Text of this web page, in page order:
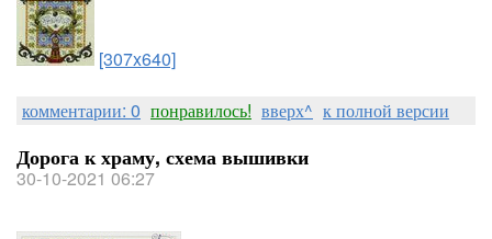
[307x640]
комментарии: 0 понравилось! вверх^ к полной версии
Дорога к храму, схема вышивки
30-10-2021 06:27